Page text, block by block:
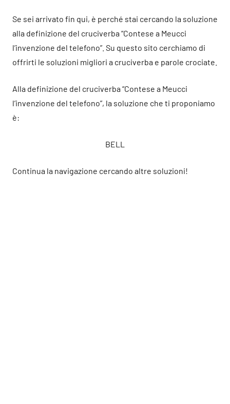
Se sei arrivato fin qui, è perché stai cercando la soluzione
alla definizione del cruciverba “Contese a Meucci
l’invenzione del telefono”. Su questo sito cerchiamo di
offrirti le soluzioni migliori a cruciverba e parole crociate.
Alla definizione del cruciverba “Contese a Meucci
l’invenzione del telefono”, la soluzione che ti proponiamo
è:
BELL
Continua la navigazione cercando altre soluzioni!